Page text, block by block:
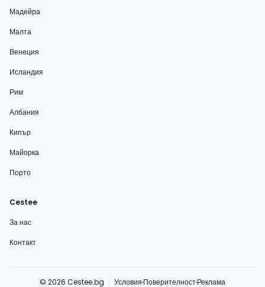
Мадейра
Малта
Венеция
Исландия
Рим
Албания
Кипър
Майорка
Порто
Cestee
За нас
Контакт
© 2026 Cestee.bg Условия ПоверителностРеклама